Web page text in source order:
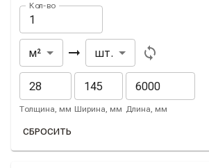
Кол-во
Из
м²
В
шт.
Толщина, мм Ширина, мм Длина, мм
СБРОСИТЬ